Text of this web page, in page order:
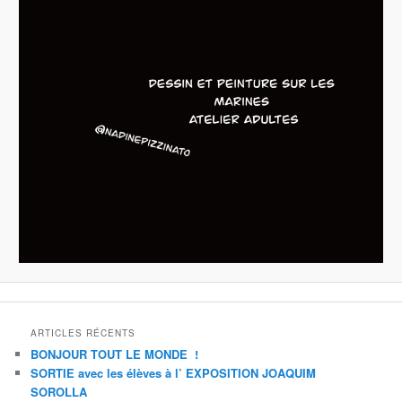
ARTICLES RÉCENTS
BONJOUR TOUT LE MONDE !
SORTIE avec les élèves à l’ EXPOSITION JOAQUIM
SOROLLA